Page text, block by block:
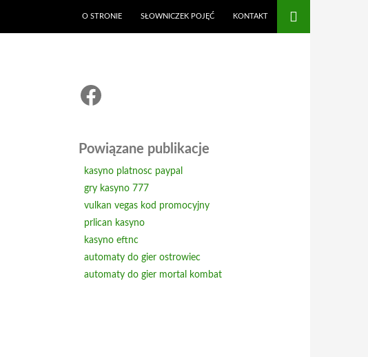
O STRONIE SŁOWNICZEK POJĘĆ KONTAKT
Facebook
Powiązane publikacje
kasyno platnosc paypal
gry kasyno 777
vulkan vegas kod promocyjny
prlican kasyno
kasyno eftnc
automaty do gier ostrowiec
automaty do gier mortal kombat